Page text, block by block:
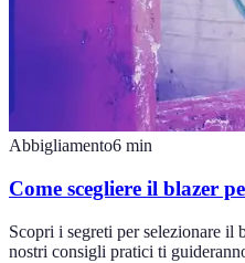
Abbigliamento6 min
Come scegliere il blazer
Scopri i segreti per selezionare il
nostri consigli pratici ti